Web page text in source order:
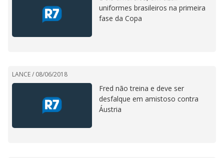
uniformes brasileiros na primeira
fase da Copa
LANCE / 08/06/2018
Fred não treina e deve ser
desfalque em amistoso contra
Áustria